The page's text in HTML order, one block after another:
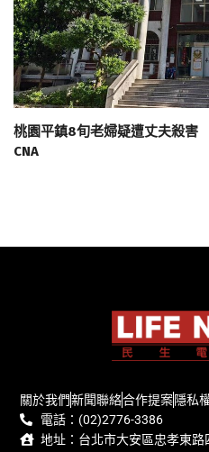
桃園平鎮8旬老婦疑遭丈夫殺
CNA
關於我們新聞聯絡合作提案隱私
電話：(02)2776-3386
地址：台北市大安區忠孝東路